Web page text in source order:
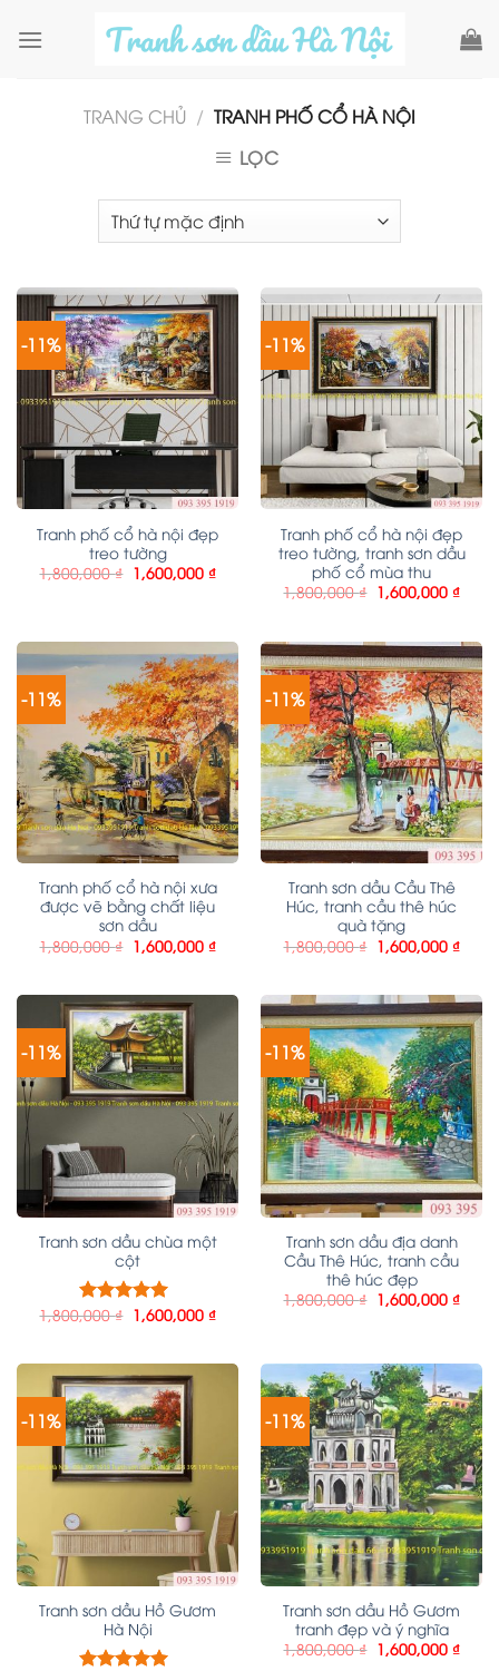
TRANG CHỦ / TRANH PHỐ CỔ HÀ NỘI
LỌC
-11%
Tranh phố cổ hà nội đẹp
treo tường
1,800,000₫ 1,600,000 ₫
-11%
Tranh phố cổ hà nội đẹp
treo tường, tranh sơn dầu
phố cổ mùa thu
1,800,000₫ 1,600,000 ₫
-11%
Tranh phố cổ hà nội xưa
được vẽ bằng chất liệu
sơn dầu
1,800,000₫ 1,600,000 ₫
-11%
Tranh sơn dầu Cầu Thê
Húc, tranh cầu thê húc
quà tặng
1,800,000₫ 1,600,000 ₫
-11%
Tranh sơn dầu chùa một
cột
Được xếp
1,800,000₫ 1,600,000 ₫
-11%
Tranh sơn dầu địa danh
Cầu Thê Húc, tranh cầu
thê húc đẹp
1,800,000₫ 1,600,000 ₫
-11%
Tranh sơn dầu Hồ Gươm
Hà Nội
-11%
Tranh sơn dầu Hồ Gươm
tranh đẹp và ý nghĩa
1,800,000₫ 1,600,000 ₫